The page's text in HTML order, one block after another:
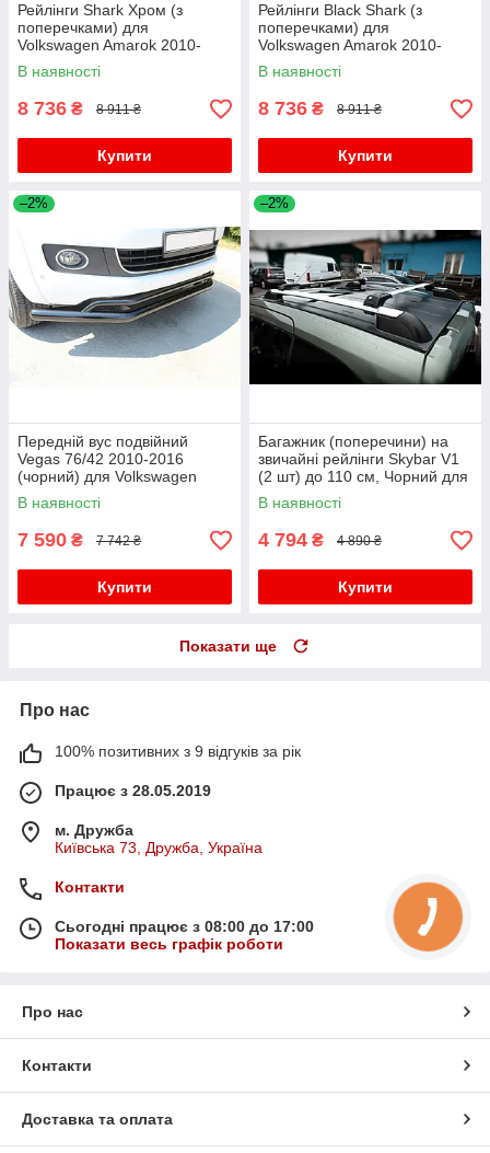
Рейлінги Shark Хром (з
поперечками) для
Volkswagen Amarok 2010-
2022 рр
В наявності
8 736 ₴ 8 911 ₴
Купити
Рейлінги Black Shark (з
поперечками) для
Volkswagen Amarok 2010-
2022 рр
В наявності
8 736 ₴ 8 911 ₴
Купити
–2%
Передній вус подвійний
Vegas 76/42 2010-2016
(чорний) для Volkswagen
Amarok рр
В наявності
7 590 ₴ 7 742 ₴
Купити
–2%
Багажник (поперечини) на
звичайні рейлінги Skybar V1
(2 шт) до 110 см, Чорний для
Volkswagen Amarok 2010-
2022 рр
В наявності
4 794 ₴ 4 890 ₴
Купити
Показати ще
Про нас
100% позитивних з 9 відгуків за рік
Працює з 28.05.2019
м. Дружба
Київська 73, Дружба, Україна
Контакти
Сьогодні працює з 08:00 до 17:00
Показати весь графік роботи
Про нас
Контакти
Доставка та оплата